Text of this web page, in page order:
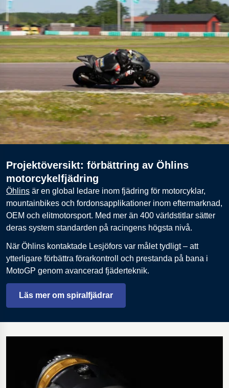
Borrutrustning för olja och gas
Fjädring i motorcyklar
Innovativa bilfjädrar
Gymnastikgolv
Innovativ tillgänglighetsramp
Ergonomiska kamerariggar
Projektöversikt: förbättring av Öhlins
motorcykelfjädring
Öhlins är en global ledare inom fjädring för motorcyklar,
mountainbikes och fordonsapplikationer inom eftermarknad,
OEM och elitmotorsport. Med mer än 400 världstitlar sätter
deras system standarden på racingens högsta nivå.
När Öhlins kontaktade Lesjöfors var målet tydligt – att
ytterligare förbättra förarkontroll och prestanda på bana i
MotoGP genom avancerad fjäderteknik.
Läs mer om spiralfjädrar